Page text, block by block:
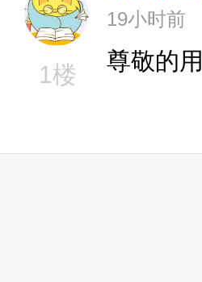
1楼
19小时前
尊敬的